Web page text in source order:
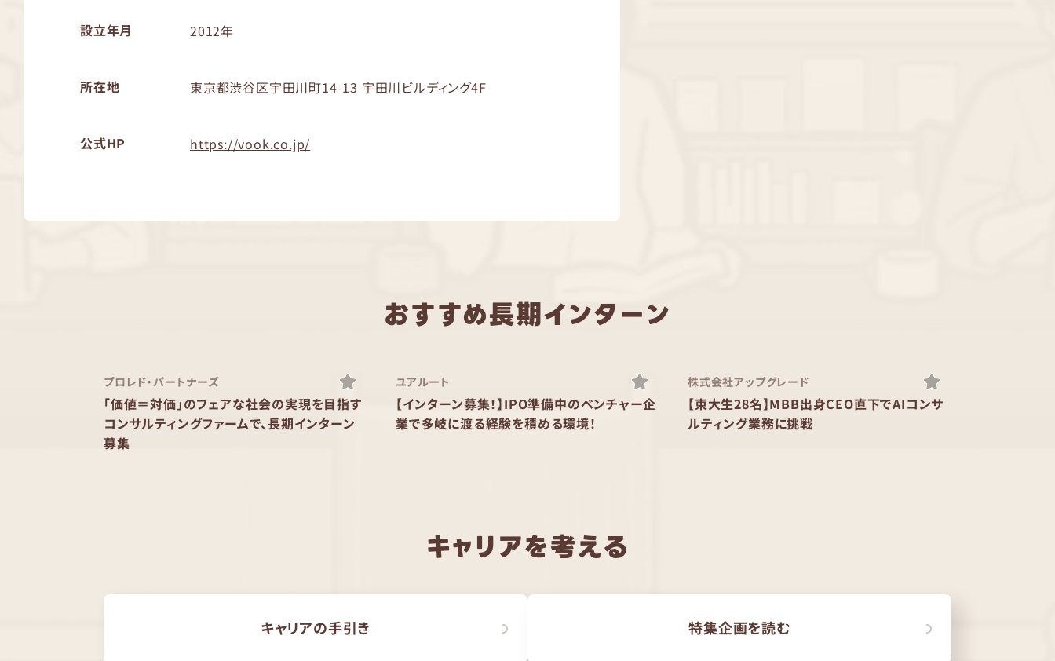
設立年月 2012年
所在地 東京都渋谷区宇田川町14-13 宇田川ビルディング4F
公式HP https://vook.co.jp/
おすすめ長期インターン
プロレド・パートナーズ
「価値＝対価」のフェアな社会の実現を目指す
コンサルティングファームで、長期インターン
募集
ユアルート
【インターン募集！】IPO準備中のベンチャー企
業で多岐に渡る経験を積める環境！
株式会社アップグレード
【東大生28名】MBB出身CEO直下でAIコンサ
ルティング業務に挑戦
キャリアを考える
キャリアの手引き 特集企画を読む